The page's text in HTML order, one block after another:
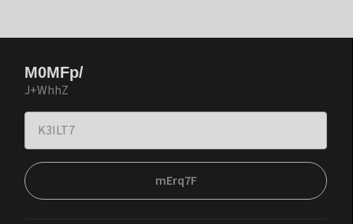
M0MFp/
J+WhhZ
mErq7F